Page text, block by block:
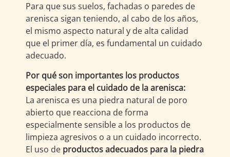
Para que sus suelos, fachadas o paredes de
arenisca sigan teniendo, al cabo de los años,
el mismo aspecto natural y de alta calidad
que el primer día, es fundamental un cuidado
adecuado.
Por qué son importantes los productos
especiales para el cuidado de la arenisca:
La arenisca es una piedra natural de poro
abierto que reacciona de forma
especialmente sensible a los productos de
limpieza agresivos o a un cuidado incorrecto.
El uso de productos adecuados para la piedra